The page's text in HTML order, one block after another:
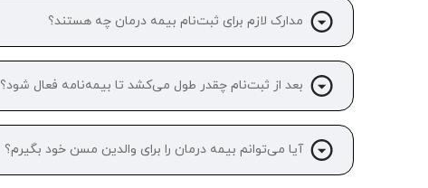
مدارک لازم برای ثبت‌نام بیمه درمان چه هستند؟
بعد از ثبت‌نام چقدر طول می‌کشد تا بیمه‌نامه فعال شود؟
آیا می‌توانم بیمه درمان را برای والدین مسن خود بگیرم؟